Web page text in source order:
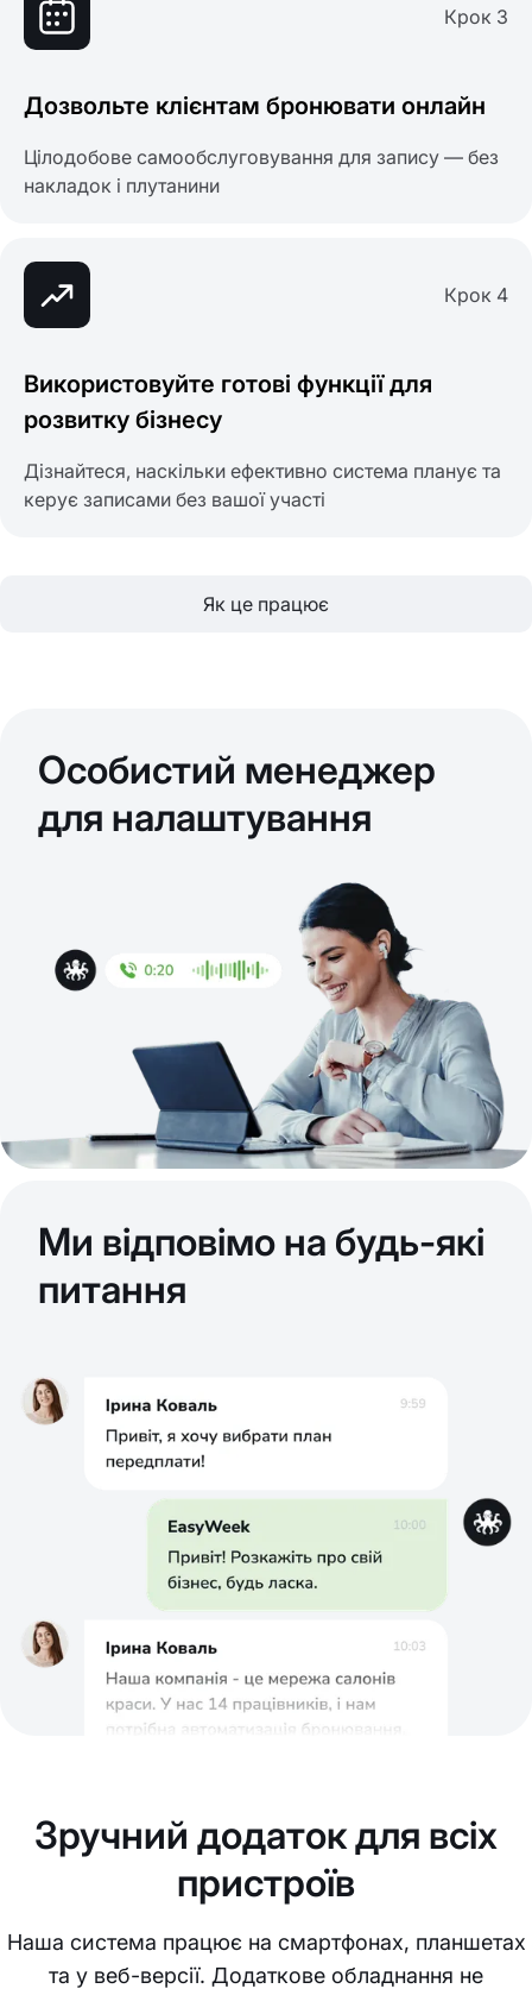
Крок 3
Дозвольте клієнтам бронювати онлайн
Цілодобове самообслуговування для запису — без
накладок і плутанини
Крок 4
Використовуйте готові функції для
розвитку бізнесу
Дізнайтеся, наскільки ефективно система планує та
керує записами без вашої участі
Як це працює
Особистий менеджер
для налаштування
Ми відповімо на будь-які
питання
Зручний додаток для всіх
пристроїв
Наша система працює на смартфонах, планшетах
та у веб-версії. Додаткове обладнання не